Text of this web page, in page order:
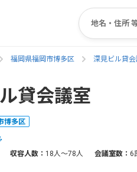
福岡県福岡市博多区 深見ビル貸
貸会議室
博多区
収容人数： 18人〜78人 会議室数： 6